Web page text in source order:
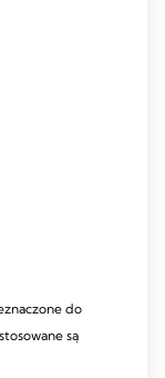
do
są